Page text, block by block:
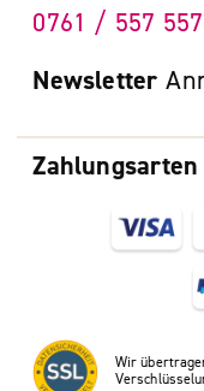
Zahlungsarten
Wir
0761 / 557 557
Newsletter